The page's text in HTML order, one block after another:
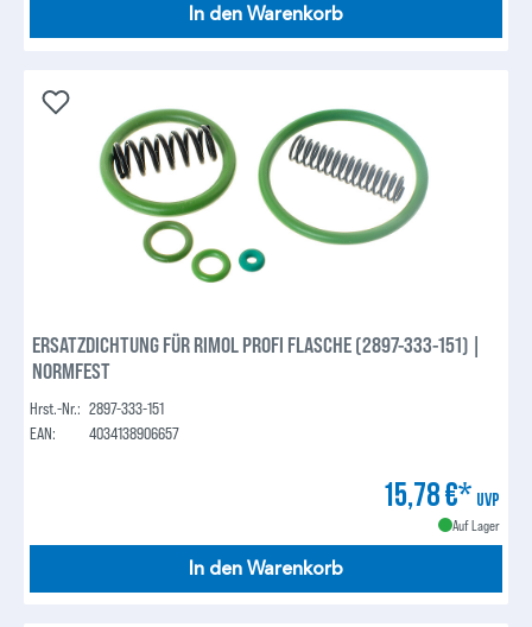
In den Warenkorb
ERSATZDICHTUNG FÜR RIMOL PROFI FLASCHE (2897-333-151) |
NORMFEST
Hrst.-Nr.: 2897-333-151
EAN:
4034138906657
15,78 €* UVP
Auf Lager
In den Warenkorb